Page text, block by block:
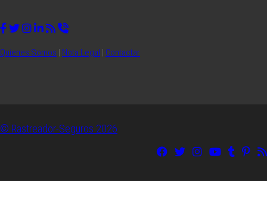
Quienes Somos | Nota Legal | Contactar
© Rastreador-Seguros 2026